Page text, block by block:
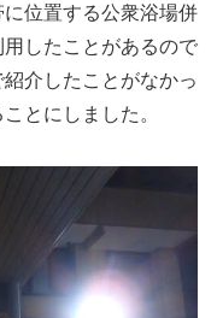
位置する公衆浴場併
したことがあるので
介したことがなかっ
とにしました。